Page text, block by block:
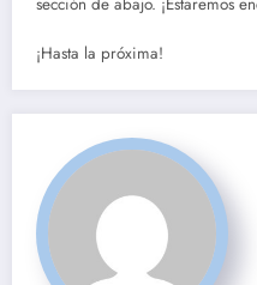
sección de abajo. ¡Estaremos
¡Hasta la próxima!